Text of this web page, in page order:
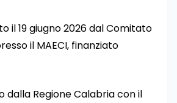
il 19 giugno 2026 dal Comitato
il MAECI, finanziato
dalla Regione Calabria con il